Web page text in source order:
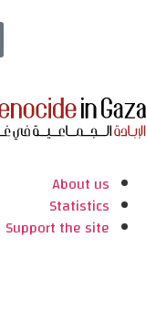
About us
Statistics
Support the site